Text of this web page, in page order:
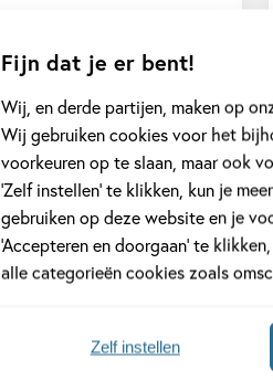
Fijn dat je er bent!
Wij, en derde partijen, maken op
Wij gebruiken cookies voor het
voorkeuren op te slaan, maar ook
‘Zelf instellen’ te klikken, kun je
gebruiken op deze website en je
‘Accepteren en doorgaan’ te
alle categorieën cookies zoals
Zelf instellen